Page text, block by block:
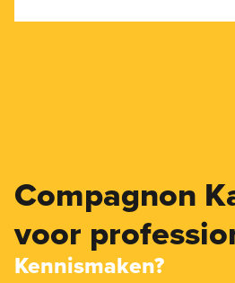
Compagnon
voor
Kennismaken?